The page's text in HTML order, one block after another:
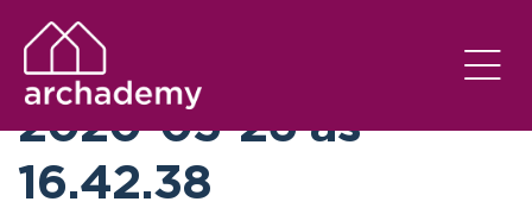
Captura de Tela
2020-05-26 às
16.42.38